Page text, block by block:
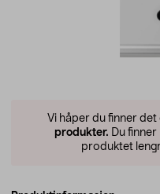
Vi håper du finner
produkter. Du
produktet